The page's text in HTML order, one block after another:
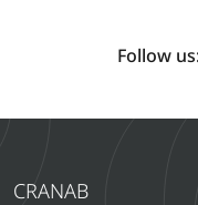
Follow
CRANAB